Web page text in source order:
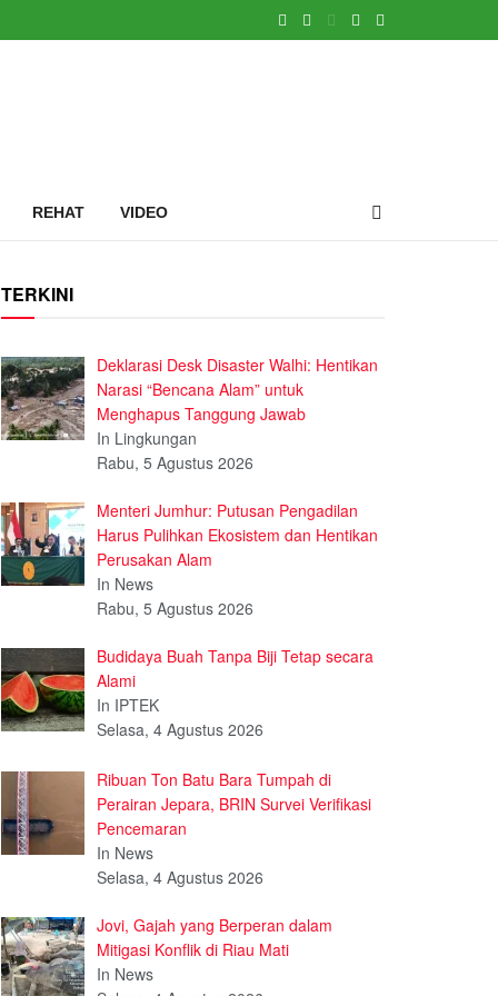
REHAT VIDEO
TERKINI
Deklarasi Desk Disaster Walhi: Hentikan
Narasi “Bencana Alam” untuk
Menghapus Tanggung Jawab
In Lingkungan
Rabu, 5 Agustus 2026
Menteri Jumhur: Putusan Pengadilan
Harus Pulihkan Ekosistem dan Hentikan
Perusakan Alam
In News
Rabu, 5 Agustus 2026
Budidaya Buah Tanpa Biji Tetap secara
Alami
In IPTEK
Selasa, 4 Agustus 2026
Ribuan Ton Batu Bara Tumpah di
Perairan Jepara, BRIN Survei Verifikasi
Pencemaran
In News
Selasa, 4 Agustus 2026
Jovi, Gajah yang Berperan dalam
Mitigasi Konflik di Riau Mati
In News